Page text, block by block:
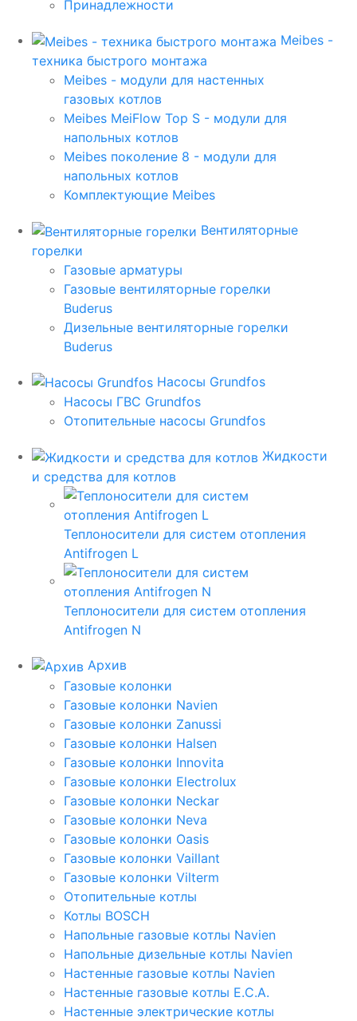
Принадлежности
Meibes -
техника быстрого монтажа
Meibes - модули для настенных
газовых котлов
Meibes MeiFlow Top S - модули для
напольных котлов
Meibes поколение 8 - модули для
напольных котлов
Комплектующие Meibes
Вентиляторные
горелки
Газовые арматуры
Газовые вентиляторные горелки
Buderus
Дизельные вентиляторные горелки
Buderus
Насосы Grundfos
Насосы ГВС Grundfos
Отопительные насосы Grundfos
Жидкости
и средства для котлов
Теплоносители для систем отопления
Antifrogen L
Теплоносители для систем отопления
Antifrogen N
Архив
Газовые колонки
Газовые колонки Navien
Газовые колонки Zanussi
Газовые колонки Halsen
Газовые колонки Innovita
Газовые колонки Electrolux
Газовые колонки Neckar
Газовые колонки Neva
Газовые колонки Oasis
Газовые колонки Vaillant
Газовые колонки Vilterm
Отопительные котлы
Котлы BOSCH
Напольные газовые котлы Navien
Напольные дизельные котлы Navien
Настенные газовые котлы Navien
Настенные газовые котлы E.C.A.
Настенные электрические котлы